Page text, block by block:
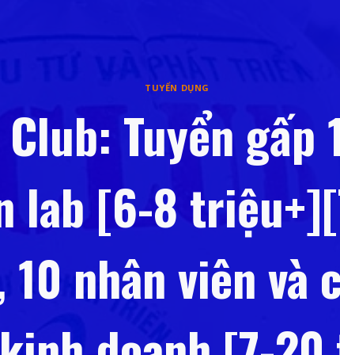
TUYỂN DỤNG
Tuyển gấp
lab [6-8
10 nhân viên và